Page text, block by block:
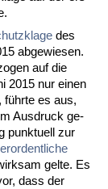
des
ab­ge­wie­sen.
auf die
2015 nur ei­nen
führ­te es aus,
Aus­druck ge­
punk­tu­ell zur
gel­te. Es
dass der